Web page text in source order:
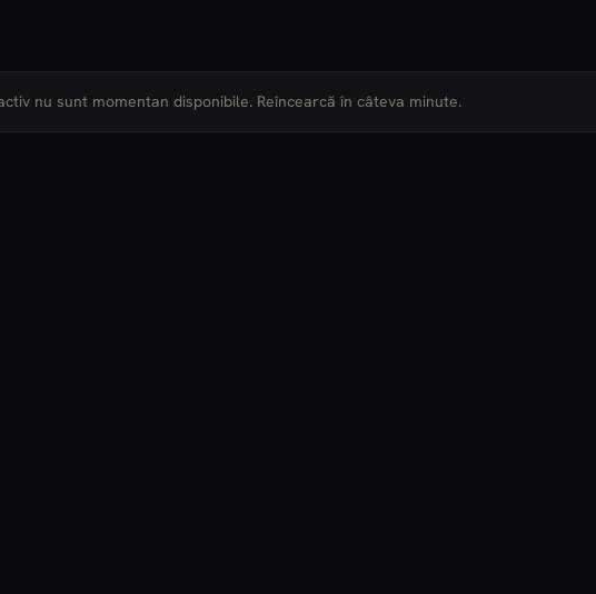
nu sunt momentan disponibile. Reîncearcă în câteva minute.